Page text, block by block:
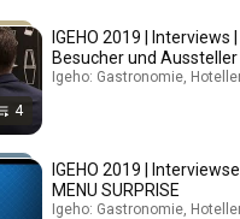
4
IGEHO 2019 | Interviews
Besucher und Aussteller
Igeho: Gastronomie,
IGEHO 2019 |
MENU SURPRISE
Igeho: Gastronomie,